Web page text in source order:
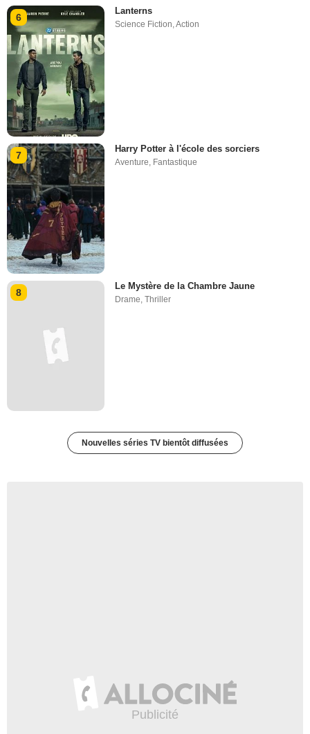
6
Lanterns
Science Fiction,Action
7
Harry Potter à l'école des sorciers
Aventure Fantastique
8
Le Mystère de la Chambre Jaune
Drame,Thriller
Nouvelles séries TV bientôt diffusées